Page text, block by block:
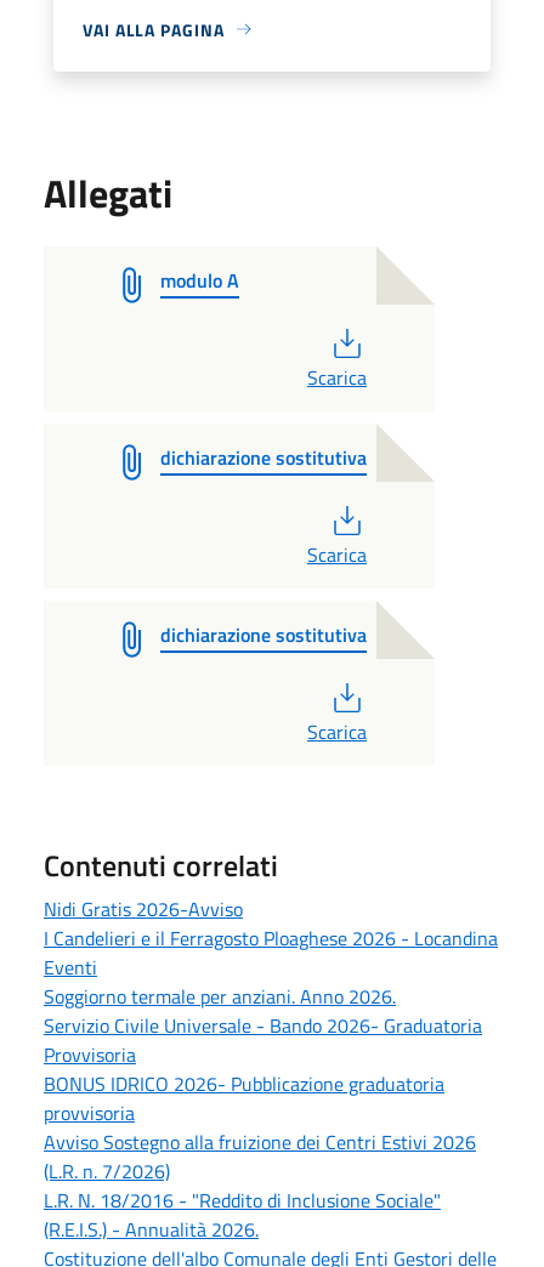
VAI ALLA PAGINA
Allegati
modulo A
Scarica
dichiarazione sostitutiva
Scarica
dichiarazione sostitutiva
Scarica
Contenuti correlati
Nidi Gratis 2026-Avviso
I Candelieri e il Ferragosto Ploaghese 2026 - Locandina
Eventi
Soggiorno termale per anziani. Anno 2026.
Servizio Civile Universale - Bando 2026- Graduatoria
Provvisoria
BONUS IDRICO 2026- Pubblicazione graduatoria
provvisoria
Avviso Sostegno alla fruizione dei Centri Estivi 2026
(L.R. n. 7/2026)
L.R. N. 18/2016 - "Reddito di Inclusione Sociale"
(R.E.I.S.) - Annualità 2026.
Costituzione dell'albo Comunale degli Enti Gestori delle